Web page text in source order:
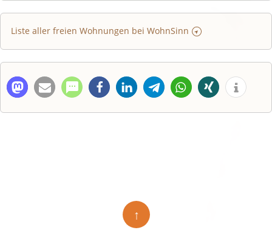
Liste aller freien Wohnungen bei WohnSinn